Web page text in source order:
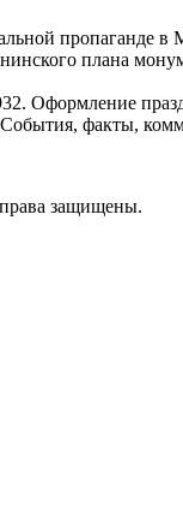
пропаганде в
плана
Оформление
факты,
защищены.